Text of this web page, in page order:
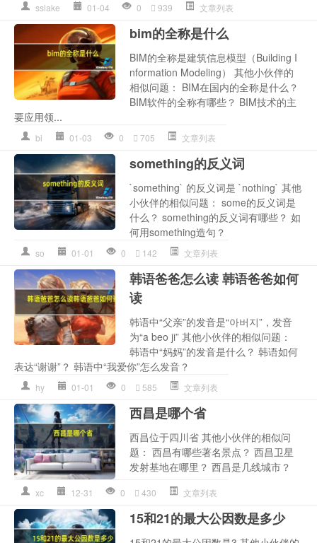
sslake 01-04 0 939 文章列表
bim的全称是什么
BIM的全称是建筑信息模型（Building I
nformation Modeling） 其他小伙伴的
相似问题： BIM在国内的全称是什么？
BIM软件的全称有哪些？ BIM技术的主
要应用领...
bi 01-03 0 705 文章列表
something的反义词
`something` 的反义词是 `nothing` 其他
小伙伴的相似问题： some的反义词是
什么？ something的反义词有哪些？ 如
何用something造句？
so 01-01 0 142 文章列表
韩语爸爸怎么读 韩语爸爸如何
读
韩语中“父亲”的发音是“아버지”，发音
为“a beo ji” 其他小伙伴的相似问题：
韩语中“妈妈”的发音是什么？ 韩语如何
表达“谢谢”？ 韩语中“我爱你”怎么发音？
hy 01-01 0 585 文章列表
西昌是哪个省
西昌位于四川省 其他小伙伴的相似问
题： 西昌有哪些著名景点？ 西昌卫星
发射基地在哪里？ 西昌是几线城市？
xc 12-31 0 430 文章列表
15和21的最大公因数是多少